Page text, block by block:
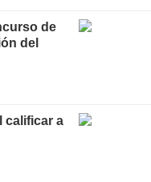
de
del
calificar a